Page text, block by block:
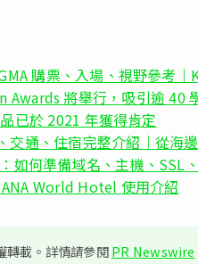
購票、入場、視野參考
將舉行，吸引逾 40
已於 2021 年獲得肯定
交通、住宿完整介紹｜從海
如何準備域名、主機、SSL
World Hotel 使用介紹
轉載。詳情請參閱PR Newswire